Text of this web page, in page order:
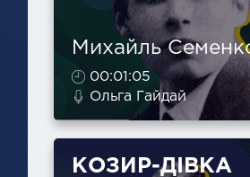
Михайль
00:01:05
Ольга Гайдай
КОЗИР-ДІВКА